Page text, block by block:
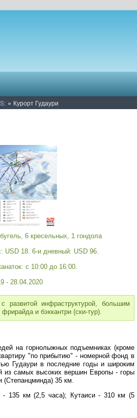
» Курорт Гудаури
6 кресельных, 1 гондола
USD 18. 6-и дневный: USD 96.
с 10:00 до 16:00.
- 28.04.2020
инфраструктурой, большим
и бэккантри (ски-тур).
на горнолыжных подъемниках (кроме
"по прибытию" - номерной фонд в
Гудаури в последние годы и широким
из самых высоких вершин Европы - горы
(Степанцминда) 35 км.
- 135 км (2,5 часа); Кутаиси - 310 км (5